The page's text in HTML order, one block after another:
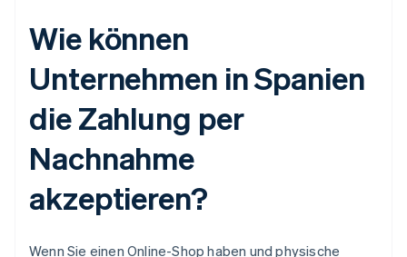
Wie können
Unternehmen in Spanien
die Zahlung per
Nachnahme
akzeptieren?
Wenn Sie einen Online-Shop haben und physische